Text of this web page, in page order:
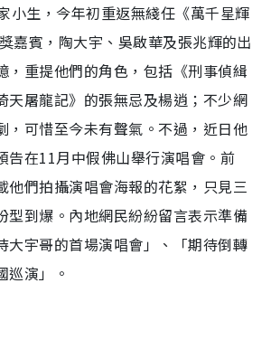
小生，今年初重返無綫任《萬千星輝
嘉賓，陶大宇、吳啟華及張兆輝的出
，重提他們的角色，包括《刑事偵緝
天屠龍記》的張無忌及楊逍；不少網
，可惜至今未有聲氣。不過，近日他
告在11月中假佛山舉行演唱會。前
他們拍攝演唱會海報的花絮，只見三
型到爆。內地網民紛紛留言表示準備
大宇哥的首場演唱會」、「期待倒轉
巡演」。